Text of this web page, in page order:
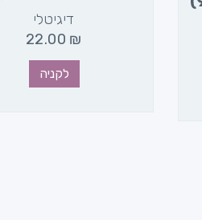
דיגיטלי
22.00 ₪
לקניה